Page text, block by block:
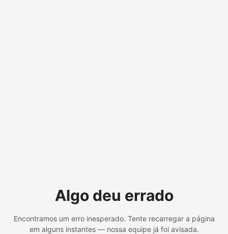
Algo deu errado
Encontramos um erro inesperado. Tente recarregar a página
em alguns instantes — nossa equipe já foi avisada.